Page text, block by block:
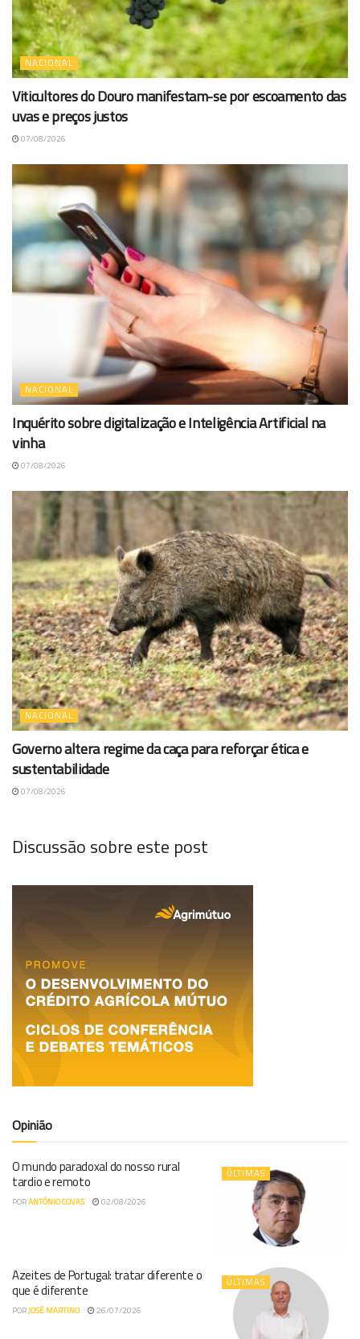
NACIONAL
Viticultores do Douro manifestam-se por escoamento das
uvas e preços justos
07/08/2026
NACIONAL
Inquérito sobre digitalização e Inteligência Artificial na
vinha
07/08/2026
NACIONAL
Governo altera regime da caça para reforçar ética e
sustentabilidade
07/08/2026
Discussão sobre este post
Opinião
ÚLTIMAS
O mundo paradoxal do nosso rural
tardio e remoto
PORANTÓNIO COVAS 02/08/2026
ÚLTIMAS
Azeites de Portugal: tratar diferente o
que é diferente
PORJOSÉ MARTINO 26/07/2026